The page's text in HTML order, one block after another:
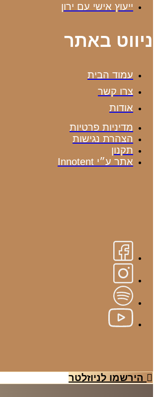
ייעוץ אישי עם ירון
ניווט באתר
עמוד הבית
צרו קשר
אודות
מדיניות פרטיות
הצהרת נגישות
תקנון
אתר ע״י Innotent
הירשמו לניוזלטר